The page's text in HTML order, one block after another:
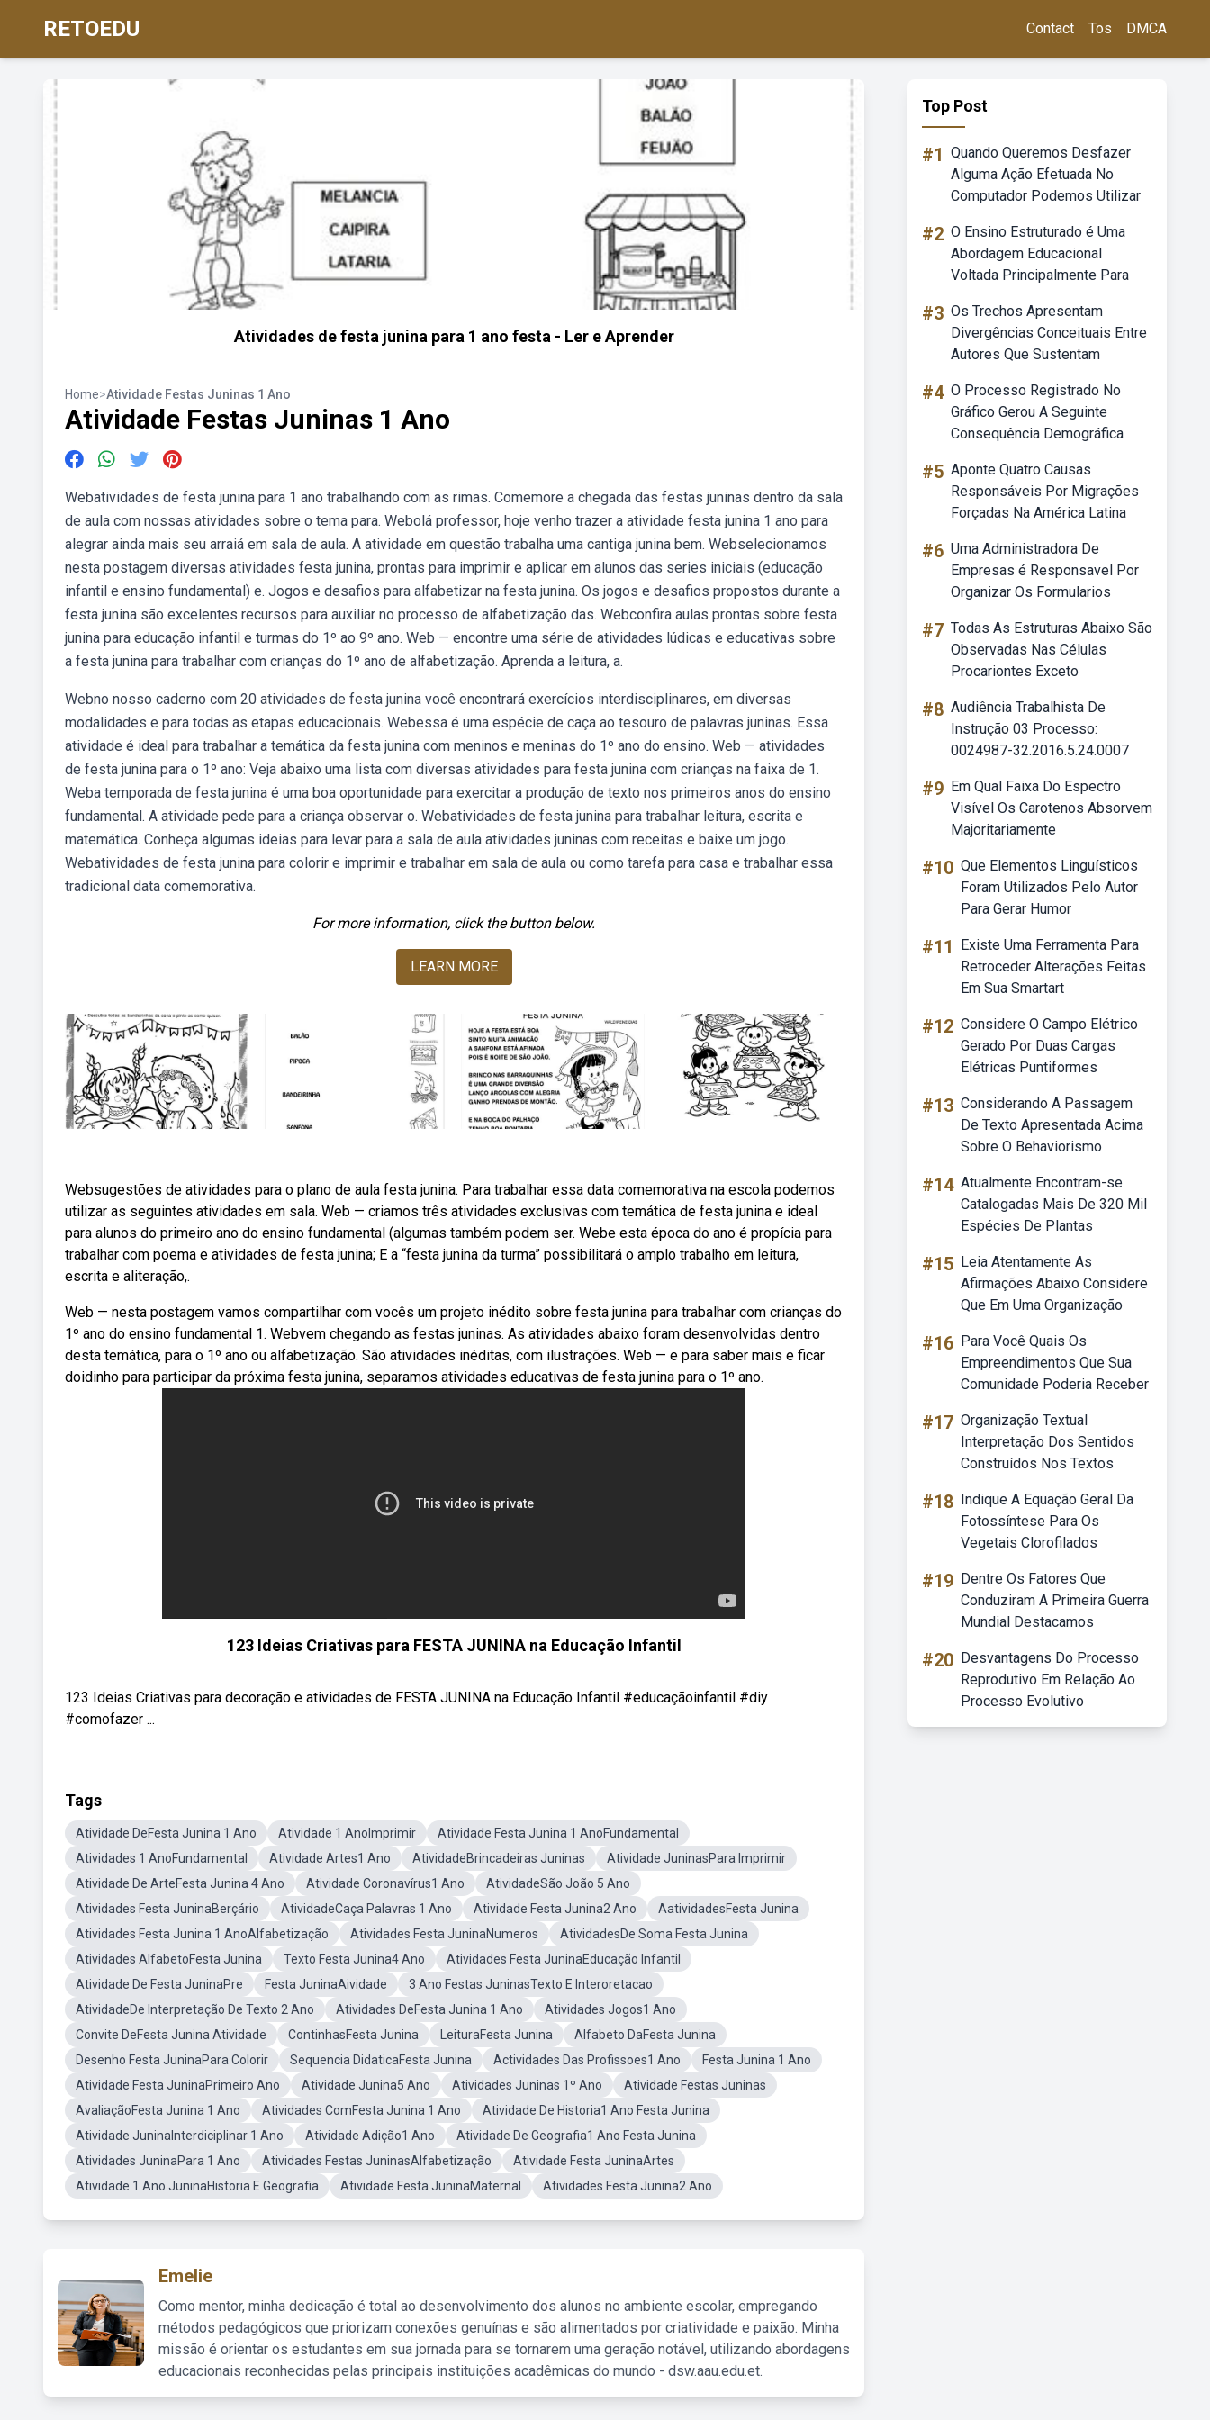
RETOEDU Contact Tos DMCA
Atividades de festa junina para 1 ano festa - Ler e Aprender
Home>Atividade Festas Juninas 1 Ano
Atividade Festas Juninas 1 Ano
Webatividades de festa junina para 1 ano trabalhando com as rimas. Comemore a chegada das festas juninas dentro da sala
de aula com nossas atividades sobre o tema para. Webolá professor, hoje venho trazer a atividade festa junina 1 ano para
alegrar ainda mais seu arraiá em sala de aula. A atividade em questão trabalha uma cantiga junina bem. Webselecionamos
nesta postagem diversas atividades festa junina, prontas para imprimir e aplicar em alunos das series iniciais (educação
infantil e ensino fundamental) e. Jogos e desafios para alfabetizar na festa junina. Os jogos e desafios propostos durante a
festa junina são excelentes recursos para auxiliar no processo de alfabetização das. Webconfira aulas prontas sobre festa
junina para educação infantil e turmas do 1º ao 9º ano. Web — encontre uma série de atividades lúdicas e educativas sobre
a festa junina para trabalhar com crianças do 1º ano de alfabetização. Aprenda a leitura, a.
Webno nosso caderno com 20 atividades de festa junina você encontrará exercícios interdisciplinares, em diversas
modalidades e para todas as etapas educacionais. Webessa é uma espécie de caça ao tesouro de palavras juninas. Essa
atividade é ideal para trabalhar a temática da festa junina com meninos e meninas do 1º ano do ensino. Web — atividades
de festa junina para o 1º ano: Veja abaixo uma lista com diversas atividades para festa junina com crianças na faixa de 1.
Weba temporada de festa junina é uma boa oportunidade para exercitar a produção de texto nos primeiros anos do ensino
fundamental. A atividade pede para a criança observar o. Webatividades de festa junina para trabalhar leitura, escrita e
matemática. Conheça algumas ideias para levar para a sala de aula atividades juninas com receitas e baixe um jogo.
Webatividades de festa junina para colorir e imprimir e trabalhar em sala de aula ou como tarefa para casa e trabalhar essa
tradicional data comemorativa.
For more information, click the button below.
LEARN MORE
Websugestões de atividades para o plano de aula festa junina. Para trabalhar essa data comemorativa na escola podemos
utilizar as seguintes atividades em sala. Web — criamos três atividades exclusivas com temática de festa junina e ideal
para alunos do primeiro ano do ensino fundamental (algumas também podem ser. Webe esta época do ano é propícia para
trabalhar com poema e atividades de festa junina; E a “festa junina da turma” possibilitará o amplo trabalho em leitura,
escrita e aliteração,.
Web — nesta postagem vamos compartilhar com vocês um projeto inédito sobre festa junina para trabalhar com crianças do
1º ano do ensino fundamental 1. Webvem chegando as festas juninas. As atividades abaixo foram desenvolvidas dentro
desta temática, para o 1º ano ou alfabetização. São atividades inéditas, com ilustrações. Web — e para saber mais e ficar
doidinho para participar da próxima festa junina, separamos atividades educativas de festa junina para o 1º ano.
123 Ideias Criativas para FESTA JUNINA na Educação Infantil
123 Ideias Criativas para decoração e atividades de FESTA JUNINA na Educação Infantil #educaçãoinfantil #diy
#comofazer ...
Tags
Atividade DeFesta Junina 1 Ano Atividade 1 AnoImprimir
Atividade Festa Junina 1 AnoFundamental
Atividades 1 AnoFundamental
Atividade Artes1 Ano AtividadeBrincadeiras Juninas
Atividade JuninasPara Imprimir
Atividade De ArteFesta Junina 4 Ano
Atividade Coronavírus1 Ano
AtividadeSão João 5 Ano
Atividades Festa JuninaBerçário
AtividadeCaça Palavras 1 Ano Atividade Festa Junina2 Ano
AatividadesFesta Junina
Atividades Festa Junina 1 AnoAlfabetização
Atividades Festa JuninaNumeros
AtividadesDe Soma Festa Junina
Atividades AlfabetoFesta Junina
Texto Festa Junina4 Ano
Atividades Festa JuninaEducação Infantil
Atividade De Festa JuninaPre
Festa JuninaAividade
3 Ano Festas JuninasTexto E Interoretacao
AtividadeDe Interpretação De Texto 2 Ano
Atividades DeFesta Junina 1 Ano
Atividades Jogos1 Ano
Convite DeFesta Junina Atividade
ContinhasFesta Junina LeituraFesta Junina
Alfabeto DaFesta Junina
Desenho Festa JuninaPara Colorir
Sequencia DidaticaFesta Junina Actividades Das Profissoes1 Ano
Festa Junina 1 Ano
Atividade Festa JuninaPrimeiro Ano
Atividade Junina5 Ano Atividades Juninas 1º Ano
Atividade Festas Juninas
AvaliaçãoFesta Junina 1 Ano
Atividades ComFesta Junina 1 Ano
Atividade De Historia1 Ano Festa Junina
Atividade JuninaInterdiciplinar 1 Ano
Atividade Adição1 Ano
Atividade De Geografia1 Ano Festa Junina
Atividades JuninaPara 1 Ano
Atividades Festas JuninasAlfabetização
Atividade Festa JuninaArtes
Atividade 1 Ano JuninaHistoria E Geografia
Atividade Festa JuninaMaternal Atividades Festa Junina2 Ano
Emelie
Como mentor, minha dedicação é total ao desenvolvimento dos alunos no ambiente escolar, empregando
métodos pedagógicos que priorizam conexões genuínas e são alimentados por criatividade e paixão. Minha
missão é orientar os estudantes em sua jornada para se tornarem uma geração notável, utilizando abordagens
educacionais reconhecidas pelas principais instituições acadêmicas do mundo - dsw.aau.edu.et.
Top Post
#1 Quando Queremos Desfazer
Alguma Ação Efetuada No
Computador Podemos Utilizar
#2 O Ensino Estruturado é Uma
Abordagem Educacional
Voltada Principalmente Para
#3 Os Trechos Apresentam
Divergências Conceituais Entre
Autores Que Sustentam
#4 O Processo Registrado No
Gráfico Gerou A Seguinte
Consequência Demográfica
#5 Aponte Quatro Causas
Responsáveis Por Migrações
Forçadas Na América Latina
#6 Uma Administradora De
Empresas é Responsavel Por
Organizar Os Formularios
#7 Todas As Estruturas Abaixo São
Observadas Nas Células
Procariontes Exceto
#8 Audiência Trabalhista De
Instrução 03 Processo:
0024987-32.2016.5.24.0007
#9 Em Qual Faixa Do Espectro
Visível Os Carotenos Absorvem
Majoritariamente
#10 Que Elementos Linguísticos
Foram Utilizados Pelo Autor
Para Gerar Humor
#11
Existe Uma Ferramenta Para
Retroceder Alterações Feitas
Em Sua Smartart
#12 Considere O Campo Elétrico
Gerado Por Duas Cargas
Elétricas Puntiformes
#13 Considerando A Passagem
De Texto Apresentada Acima
Sobre O Behaviorismo
#14 Atualmente Encontram-se
Catalogadas Mais De 320 Mil
Espécies De Plantas
#15 Leia Atentamente As
Afirmações Abaixo Considere
Que Em Uma Organização
#16 Para Você Quais Os
Empreendimentos Que Sua
Comunidade Poderia Receber
#17 Organização Textual
Interpretação Dos Sentidos
Construídos Nos Textos
#18 Indique A Equação Geral Da
Fotossíntese Para Os
Vegetais Clorofilados
#19 Dentre Os Fatores Que
Conduziram A Primeira Guerra
Mundial Destacamos
#20 Desvantagens Do Processo
Reprodutivo Em Relação Ao
Processo Evolutivo